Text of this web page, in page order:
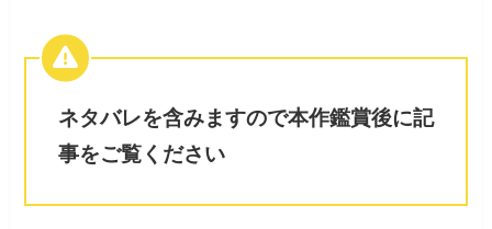
ネタバレを含みますので本作鑑賞後に記
事をご覧ください